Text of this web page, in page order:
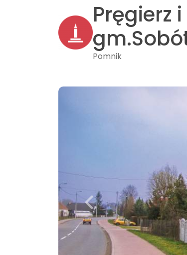
Pręgierz
Pomnik